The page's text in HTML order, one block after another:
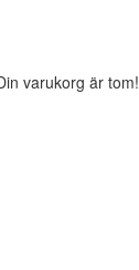
varukorg är tom!